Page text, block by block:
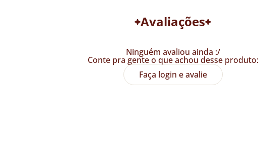
Avaliações
Ninguém avaliou ainda :/
Conte pra gente o que achou desse produto:
Faça login e avalie